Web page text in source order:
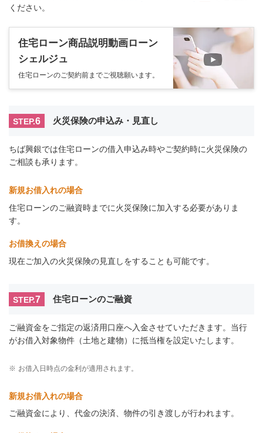
ください。
住宅ローン商品説明動画ローン
シェルジュ
住宅ローンのご契約前までご視聴願います。
STEP.6 火災保険の申込み・見直し
ちば興銀では住宅ローンの借入申込み時やご契約時に火災保険の
ご相談も承ります。
新規お借入れの場合
住宅ローンのご融資時までに火災保険に加入する必要がありま
す。
お借換えの場合
現在ご加入の火災保険の見直しをすることも可能です。
STEP.7 住宅ローンのご融資
ご融資金をご指定の返済用口座へ入金させていただきます。当行
がお借入対象物件（土地と建物）に抵当権を設定いたします。
※ お借入日時点の金利が適用されます。
新規お借入れの場合
ご融資金により、代金の決済、物件の引き渡しが行われます。